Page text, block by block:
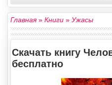
Главная» Книги » Ужасы
Скачать книгу
бесплатно